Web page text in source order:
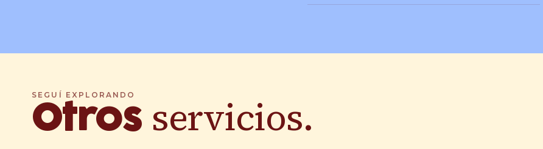
SEGUÍ EXPLORANDO
Otros servicios.